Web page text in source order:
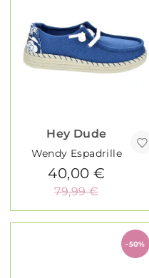
Hey Dude
Wendy Espadrille
40,00 €
79,99 €
-50%